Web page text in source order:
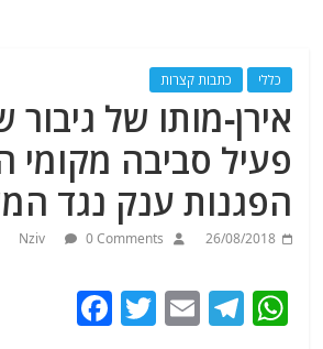
כללי כתבות קצרות
אירן-מותו של גיבור
פעיל סביבה מקומי
הפגנות ענק נגד
26/08/2018
Nziv 0 Comments
W
T
E
T